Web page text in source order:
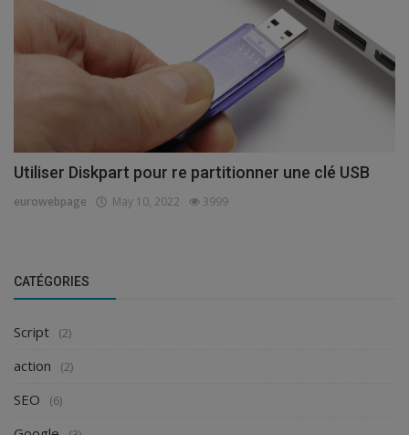
Utiliser Diskpart pour re partitionner une clé USB
eurowebpage May 10, 2022 3999
CATÉGORIES
Script (2)
action (2)
SEO (6)